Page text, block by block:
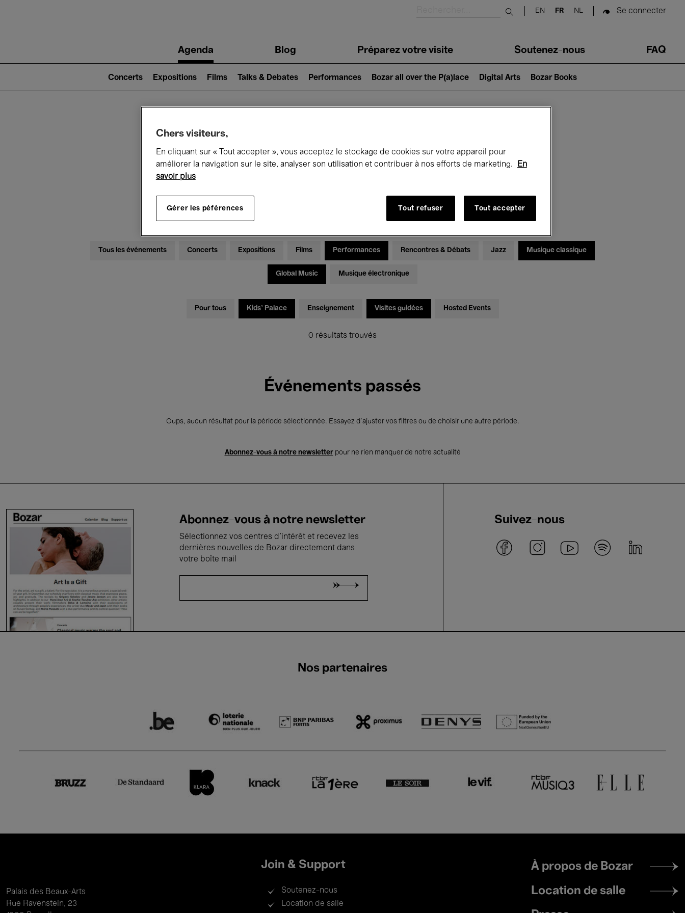
Submit search
EN FR NL Se connecter
navigationAgenda Blog Préparez votre visite Soutenez-nous FAQ
2)
Concerts Expositions Films Talks & Debates Performances Bozar all over the P(a)lace Digital Arts Bozar Books
Ce qui se passe à Bozar
Samedi 06 Juin 2026
Tous les événements Concerts Expositions Films Performances Rencontres & Débats Jazz Musique classique
Global Music Musique électronique
Pour tous Kids’ Palace Enseignement Visites guidées Hosted Events
0 résultats trouvés
Événements passés
Oups, aucun résultat pour la période sélectionnée. Essayez d’ajuster vos filtres ou de choisir une autre période.
Abonnez-vous à notre newsletterpour ne rien manquer de notre actualité
Abonnez-vous à notre newsletter
Sélectionnez vos centres d'intérêt et recevez les
dernières nouvelles de Bozar directement dans
votre boîte mail
Suivez-nous
Nos partenaires
Palais des Beaux-Arts
Rue Ravenstein, 23
Join & Support
Soutenez-nous
Location de salle
Footer
menu
À propos de Bozar
Location de salle
Chers visiteurs,
En cliquant sur « Tout accepter », vous acceptez le stockage de cookies sur votre appareil pour
améliorer la navigation sur le site, analyser son utilisation et contribuer à nos efforts de marketing.
En
savoir plus
Gérer les péférences Tout refuser Tout accepter